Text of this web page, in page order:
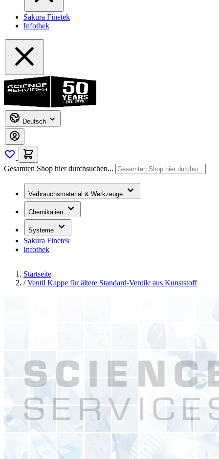
Sakura Finetek
Infothek
Deutsch
Gesamten Shop hier durchsuchen...
Verbrauchsmaterial & Werkzeuge
Chemikalien
Systeme
Sakura Finetek
Infothek
Startseite
/ Ventil Kappe für ältere Standard-Ventile aus Kunststoff